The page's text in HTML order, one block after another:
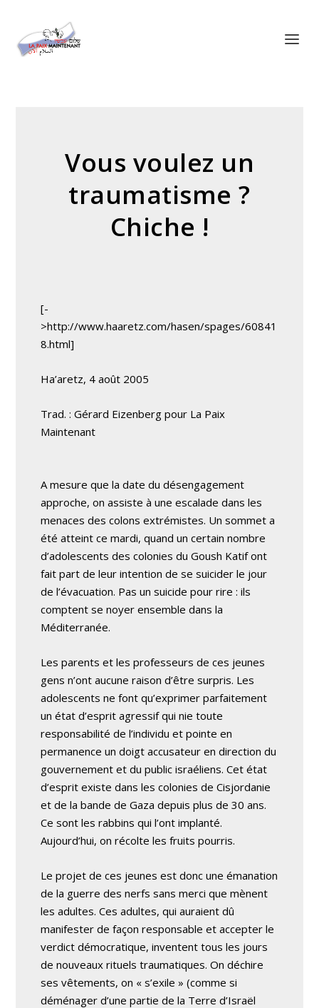
Vous voulez un
traumatisme ?
Chiche !
[-
>http://www.haaretz.com/hasen/spages/60841
8.html]
Ha’aretz, 4 août 2005
Trad. : Gérard Eizenberg pour La Paix
Maintenant
A mesure que la date du désengagement
approche, on assiste à une escalade dans les
menaces des colons extrémistes. Un sommet a
été atteint ce mardi, quand un certain nombre
d’adolescents des colonies du Goush Katif ont
fait part de leur intention de se suicider le jour
de l’évacuation. Pas un suicide pour rire : ils
comptent se noyer ensemble dans la
Méditerranée.
Les parents et les professeurs de ces jeunes
gens n’ont aucune raison d’être surpris. Les
adolescents ne font qu’exprimer parfaitement
un état d’esprit agressif qui nie toute
responsabilité de l’individu et pointe en
permanence un doigt accusateur en direction du
gouvernement et du public israéliens. Cet état
d’esprit existe dans les colonies de Cisjordanie
et de la bande de Gaza depuis plus de 30 ans.
Ce sont les rabbins qui l’ont implanté.
Aujourd’hui, on récolte les fruits pourris.
Le projet de ces jeunes est donc une émanation
de la guerre des nerfs sans merci que mènent
les adultes. Ces adultes, qui auraient dû
manifester de façon responsable et accepter le
verdict démocratique, inventent tous les jours
de nouveaux rituels traumatiques. On déchire
ses vêtements, on « s’exile » (comme si
déménager d’une partie de la Terre d’Israël